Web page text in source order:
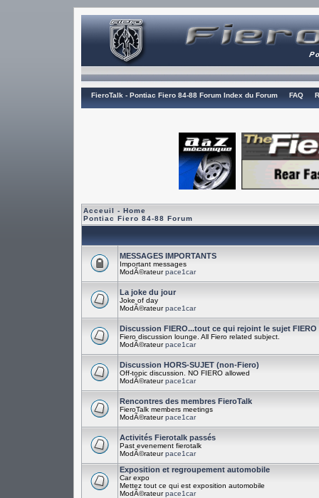
FieroTalk - Pontiac Fiero 84-88 Forum Index du Forum FAQ
Acceuil - Home
Pontiac Fiero 84-88 Forum
MESSAGES IMPORTANTS
Important messages
ModÃ©rateurpace1car
La joke du jour
Joke of day
ModÃ©rateurpace1car
Discussion FIERO...tout ce qui rejoint le sujet FIERO
Fiero discussion lounge. All Fiero related subject.
ModÃ©rateurpace1car
Discussion HORS-SUJET (non-Fiero)
Off-topic discussion. NO FIERO allowed
ModÃ©rateurpace1car
Rencontres des membres FieroTalk
FieroTalk members meetings
ModÃ©rateurpace1car
Activités Fierotalk passés
Past evenement fierotalk
ModÃ©rateurpace1car
Exposition et regroupement automobile
Car expo
Mettez tout ce qui est exposition automobile
ModÃ©rateurpace1car